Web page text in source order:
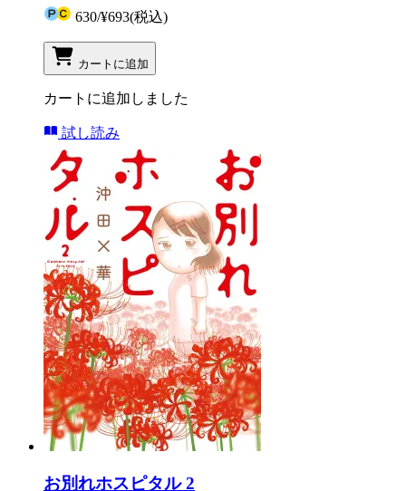
630/¥693(税込)
カートに追加
カートに追加しました
試し読み
お別れホスピタル 2